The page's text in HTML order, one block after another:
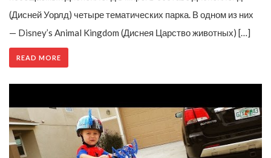
(Дисней Уорлд) четыре тематических парка. В одном из них
— Disney’s Animal Kingdom (Диснея Царство животных) […]
READ MORE